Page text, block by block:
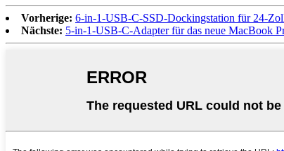
Vorherige: 6-in-1-USB-C-SSD-Dockingstation für 24-
Nächste: 5-in-1-USB-C-Adapter für das neue MacBook